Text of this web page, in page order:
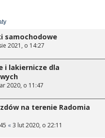
samochodowe
2021, o 14:27
i lakiernicze dla
2020, o 11:47
na terenie Radomia
« 3 lut 2020, o 22:11